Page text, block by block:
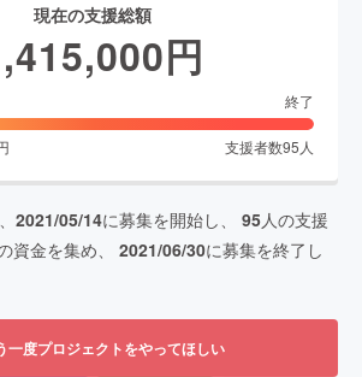
現在の支援総額
円
終了
支援者数95 人
2021/05/14に募集を開始し、 95人の支援
資金を集め、 2021/06/30に募集を終了し
一度プロジェクトをやってほしい